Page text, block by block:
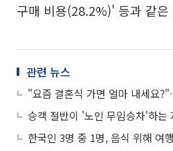
구매 비용(28.2%)' 등과 같은
관련 뉴스
"요즘 결혼식 가면 얼마 내세요
승객 절반이 '노인 무임승차'하는
한국인 3명 중 1명, 음식 위해 여